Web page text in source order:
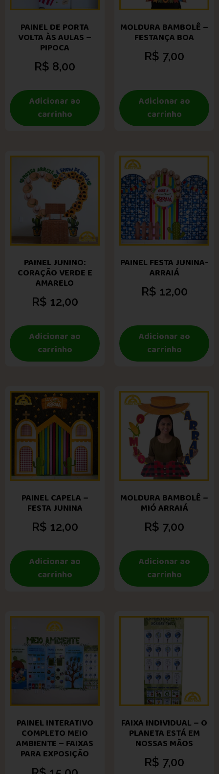
PAINEL DE PORTA
VOLTA ÀS AULAS –
PIPOCA
R$ 8,00
Adicionar ao
carrinho
MOLDURA BAMBOLÊ –
FESTANÇA BOA
R$ 7,00
Adicionar ao
carrinho
PAINEL JUNINO:
CORAÇÃO VERDE E
AMARELO
R$ 12,00
Adicionar ao
carrinho
PAINEL FESTA JUNINA-
ARRAIÁ
R$ 12,00
Adicionar ao
carrinho
PAINEL CAPELA –
FESTA JUNINA
R$ 12,00
Adicionar ao
carrinho
MOLDURA BAMBOLÊ –
MIÓ ARRAIÁ
R$ 7,00
Adicionar ao
carrinho
PAINEL INTERATIVO
COMPLETO MEIO
AMBIENTE – FAIXAS
PARA EXPOSIÇÃO
FAIXA INDIVIDUAL – O
PLANETA ESTÁ EM
NOSSAS MÃOS
R$ 7,00